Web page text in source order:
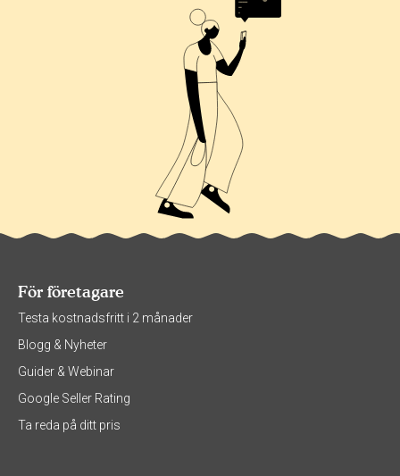
För företagare
Testa kostnadsfritt i 2 månader
Blogg & Nyheter
Guider & Webinar
Google Seller Rating
Ta reda på ditt pris